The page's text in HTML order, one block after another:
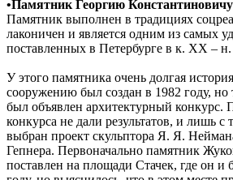
•Памятник Георгию
Памятник выполнен в традициях
лаконичен и является одним из самых
поставленных в Петербурге в к. XX –
У этого памятника очень долгая
сооружению был создан в 1982 году, но
был объявлен архитектурный конкурс.
конкурса не дали результатов, и лишь
выбран проект скульптора Я. Я.
Гепнера. Первоначально памятник
поставлен на площади Стачек, где он и